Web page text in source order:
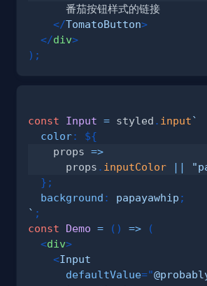
</TomatoButton>
</div>
) ;
const Input = styled . input`
color:
${
props =>
      props
. inputColor ||
} ;
background : papayawhip ;
` ;
const
Demo = ( ) =>
(
<div>
<Input
defaultValue="